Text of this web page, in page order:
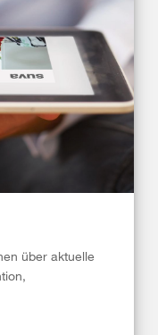
über aktuelle